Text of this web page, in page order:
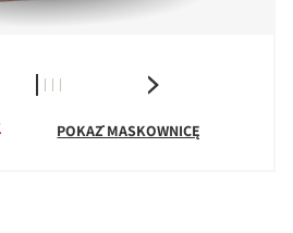
POKAŻ MASKOWNICĘ